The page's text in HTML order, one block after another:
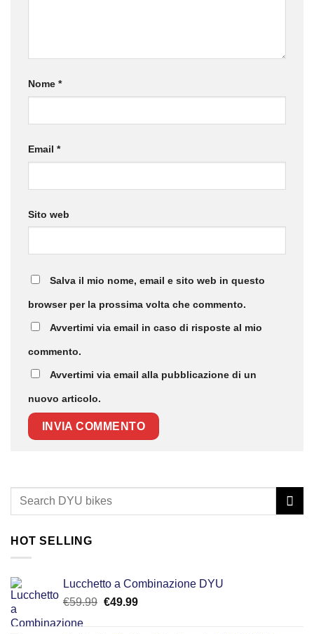
Nome *
Email *
Sito web
Salva il mio nome, email e sito web in questo
browser per la prossima volta che commento.
Avvertimi via email in caso di risposte al mio
commento.
Avvertimi via email alla pubblicazione di un
nuovo articolo.
HOT SELLING
Lucchetto a Combinazione DYU
€59.99 Il
€49.99Il